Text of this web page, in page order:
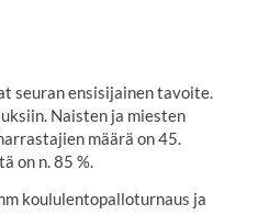
seuran ensisijainen tavoite.
Naisten ja miesten
määrä on 45.
on n. 85 %.
koululentopalloturnaus ja